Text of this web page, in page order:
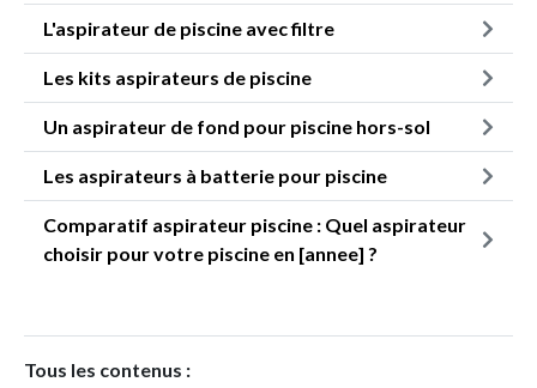
L'aspirateur de piscine avec filtre
Les kits aspirateurs de piscine
Un aspirateur de fond pour piscine hors-sol
Les aspirateurs à batterie pour piscine
Comparatif aspirateur piscine : Quel aspirateur
choisir pour votre piscine en [annee] ?
Tous les contenus :